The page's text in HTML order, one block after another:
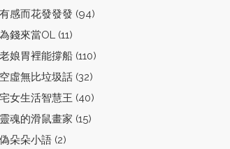
有感而花發發發 (94)
為錢來當OL (11)
老娘胃裡能撐船 (110)
空虛無比垃圾話 (32)
宅女生活智慧王 (40)
靈魂的滑鼠畫家 (15)
偽朵朵小語 (2)